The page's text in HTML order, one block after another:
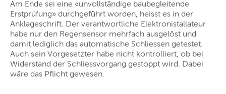
Am Ende sei eine «unvollständige baubegleitende
Erstprüfung» durchgeführt worden, heisst es in der
Anklageschrift. Der verantwortliche Elektronistallateur
habe nur den Regensensor mehrfach ausgelöst und
damit lediglich das automatische Schliessen getestet.
Auch sein Vorgesetzter habe nicht kontrolliert, ob bei
Widerstand der Schliessvorgang gestoppt wird. Dabei
wäre das Pflicht gewesen.